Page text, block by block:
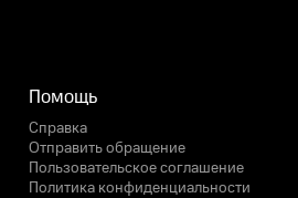
Помощь
Справка
Отправить обращение
Пользовательское соглашение
Политика конфиденциальности